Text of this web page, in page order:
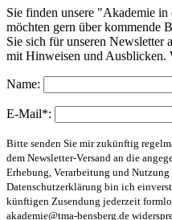
Sie finden unsere "Akademie in
möchten gern über kommende
Sie sich für unseren Newsletter
mit Hinweisen und Ausblicken.
Name:
E-Mail*:
Bitte senden Sie mir zukünftig
dem Newsletter-Versand an die
Erhebung, Verarbeitung und Nutzung
Datenschutzerklärung bin ich
künftigen Zusendung jederzeit
akademie@tma-bensberg.de